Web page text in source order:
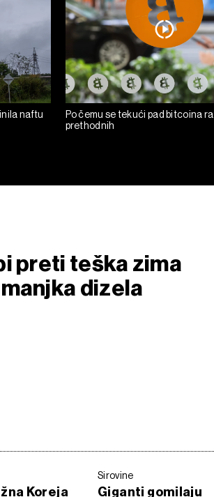
naftu
Po čemu se tekući pad bitcoina
prethodnih
preti teška zima
dizela
Koreja
Sirovine
Giganti gomilaju